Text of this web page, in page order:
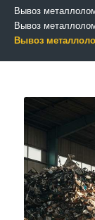
Вывоз
Вывоз
Вывоз